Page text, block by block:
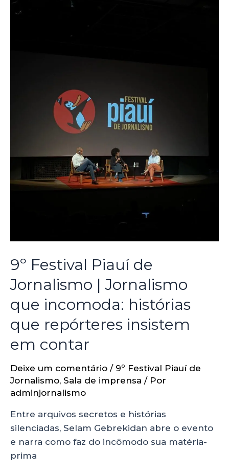
9º Festival Piauí de
Jornalismo | Jornalismo
que incomoda: histórias
que repórteres insistem
em contar
Deixe um comentário / 9º Festival Piauí de
Jornalismo, Sala de imprensa / Por
adminjornalismo
Entre arquivos secretos e histórias
silenciadas, Selam Gebrekidan abre o evento
e narra como faz do incômodo sua matéria-
prima